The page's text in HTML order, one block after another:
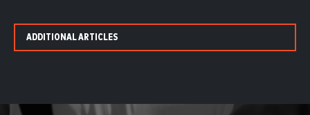
ADDITIONAL ARTICLES